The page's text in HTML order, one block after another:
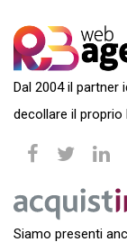
Dal 2004 il partner
decollare il proprio
Siamo presenti